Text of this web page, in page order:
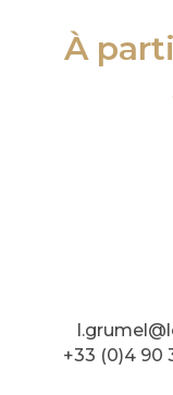
À
+33 (0)4 90